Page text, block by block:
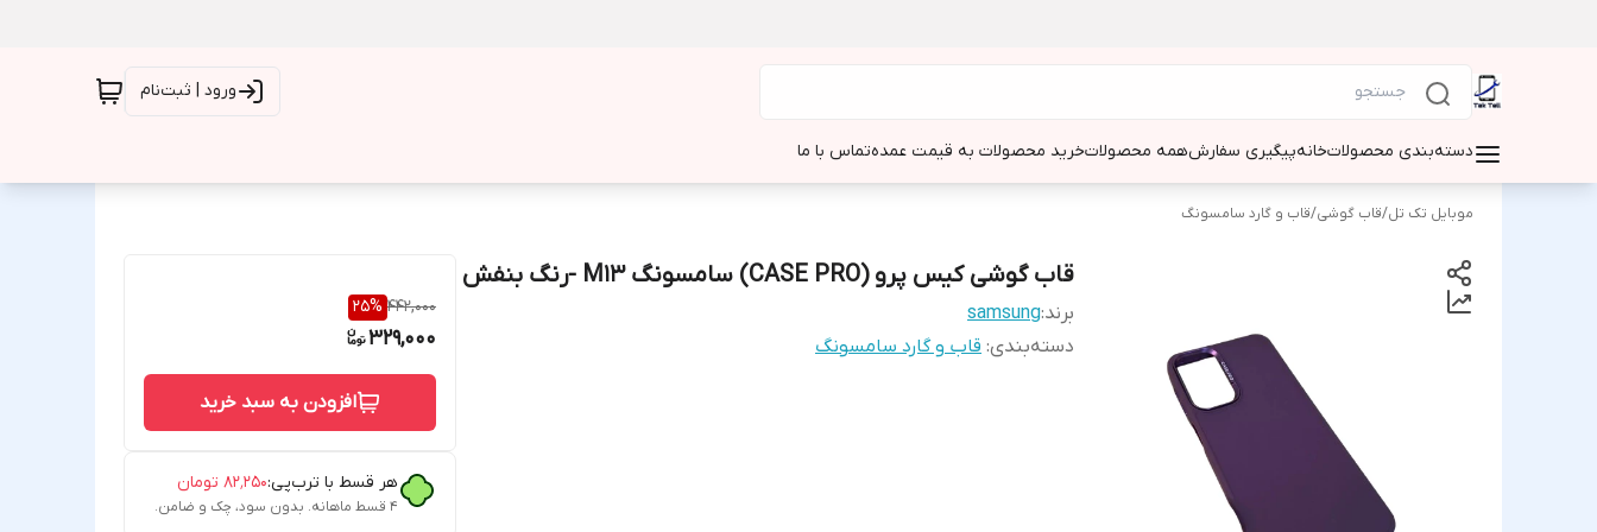
ورود | ثبت‌نام
دسته‌بندی محصولاتخانهپیگیری سفارشهمه محصولاتخرید محصولات به قیمت عمدهتماس با ما
موبایل تک تل/قاب گوشی/قاب و گارد سامسونگ
قاب گوشی کیس پرو (CASE PRO) سامسونگ M13 -رنگ بنفش
برند:samsung
دسته‌بندی: قاب و گارد سامسونگ
442,000
25%
329,000
افزودن به سبد خرید
هر قسط با ترب‌پی:۸۲٬۲۵۰ تومان
۴ قسط ماهانه. بدون سود، چک و ضامن.